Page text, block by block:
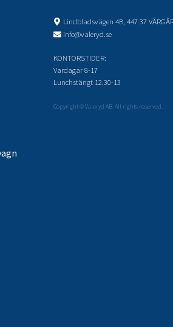
Lindbladsvägen 4B, 447 37
info@valeryd.se
KONTORSTIDER:
Vardagar 8-17
Lunchstängt 12.30-13
Copyright © Valeryd AB. All rights reserved.